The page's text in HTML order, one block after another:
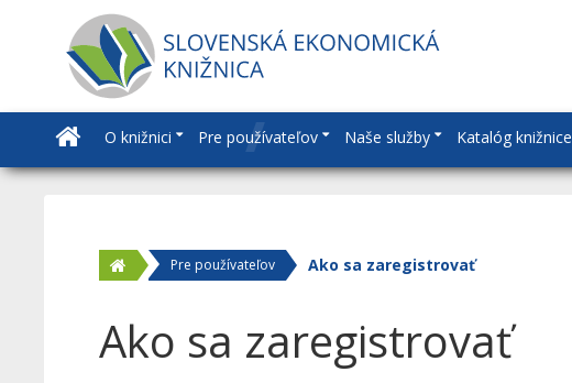
O knižnici Pre používateľov Naše služby Katalóg knižnice
Pre používateľov Ako sa zaregistrovať
Ako sa zaregistrovať